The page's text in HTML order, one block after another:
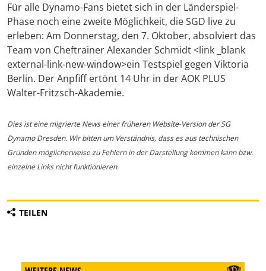
Für alle Dynamo-Fans bietet sich in der Länderspiel-
Phase noch eine zweite Möglichkeit, die SGD live zu
erleben: Am Donnerstag, den 7. Oktober, absolviert das
Team von Cheftrainer Alexander Schmidt <link _blank
external-link-new-window>ein Testspiel gegen Viktoria
Berlin. Der Anpfiff ertönt 14 Uhr in der AOK PLUS
Walter-Fritzsch-Akademie.
Dies ist eine migrierte News einer früheren Website-Version der SG
Dynamo Dresden. Wir bitten um Verständnis, dass es aus technischen
Gründen möglicherweise zu Fehlern in der Darstellung kommen kann bzw.
einzelne Links nicht funktionieren.
TEILEN